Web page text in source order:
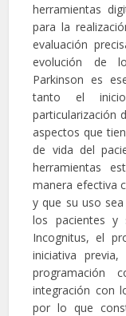
herramientas
para la
evaluación
evolución de
Parkinson es
tanto el
particularización
aspectos que
de vida del
herramientas
manera efectiva
y que su uso
los pacientes y
Incognitus, el
iniciativa
programación
integración con
por lo que